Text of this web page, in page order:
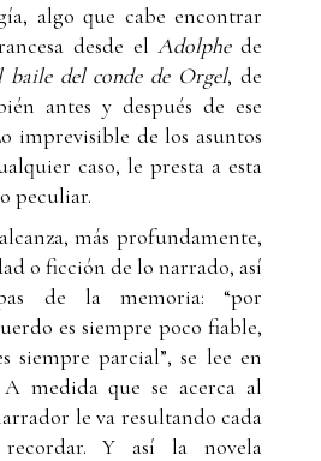
algo que cabe encontrar
desde elAdolphede
baile del conde de Orgel, de
antes y después de ese
imprevisible de los asuntos
caso, le presta a esta
peculiar.
más profundamente,
o ficción de lo narrado, así
de la memoria: “por
es siempre poco fiable,
siempre parcial”, se lee en
medida que se acerca al
le va resultando cada
Y así la novela